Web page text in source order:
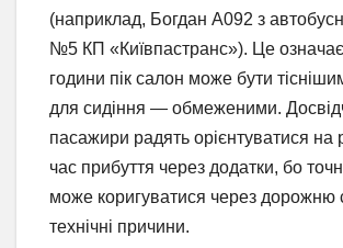
(наприклад, Богдан А092 з
№5 КП «Київпастранс»). Це
години пік салон може бути
для сидіння — обмеженими.
пасажири радять орієнтуватися на
час прибуття через додатки, бо
може коригуватися через дорожню
технічні причини.